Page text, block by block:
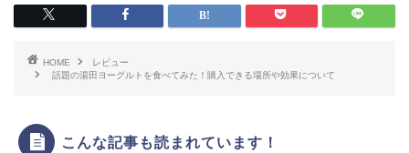
HOME
レビュー
話題の湯田ヨーグルトを食べてみた！購入できる場所や効果について
こんな記事も読まれています！